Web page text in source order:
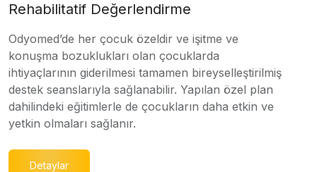
Rehabilitatif Değerlendirme
Odyomed’de her çocuk özeldir ve işitme ve
konuşma bozuklukları olan çocuklarda
ihtiyaçlarının giderilmesi tamamen bireyselleştirilmiş
destek seanslarıyla sağlanabilir. Yapılan özel plan
dahilindeki eğitimlerle de çocukların daha etkin ve
yetkin olmaları sağlanır.
Detaylar